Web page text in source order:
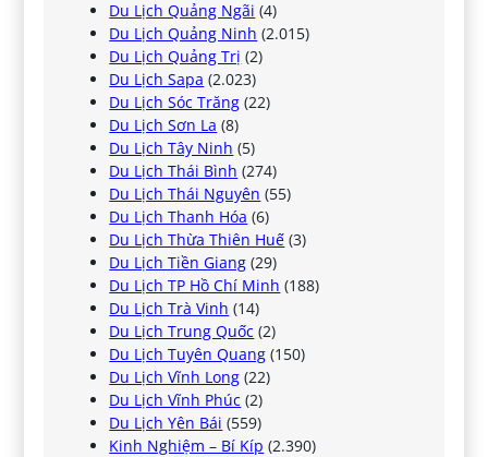
Du Lịch Quảng Ngãi (4)
Du Lịch Quảng Ninh (2.015)
Du Lịch Quảng Trị (2)
Du Lịch Sapa (2.023)
Du Lịch Sóc Trăng (22)
Du Lịch Sơn La (8)
Du Lịch Tây Ninh (5)
Du Lịch Thái Bình (274)
Du Lịch Thái Nguyên (55)
Du Lịch Thanh Hóa (6)
Du Lịch Thừa Thiên Huế (3)
Du Lịch Tiền Giang (29)
Du Lịch TP Hồ Chí Minh (188)
Du Lịch Trà Vinh (14)
Du Lịch Trung Quốc (2)
Du Lịch Tuyên Quang (150)
Du Lịch Vĩnh Long (22)
Du Lịch Vĩnh Phúc (2)
Du Lịch Yên Bái (559)
Kinh Nghiệm – Bí Kíp (2.390)